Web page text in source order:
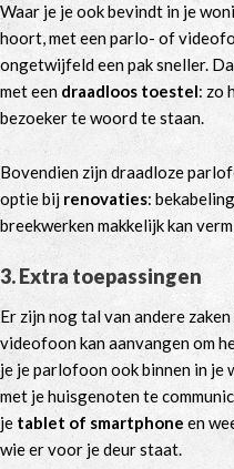
Waar je je ook bevindt in je
hoort, met een parlo- of
ongetwijfeld een pak sneller.
met een draadloos toestel: zo
bezoeker te woord te staan.
Bovendien zijn draadloze
optie bij renovaties:
breekwerken makkelijk kan
3. Extra toepassingen
Er zijn nog tal van andere
videofoon kan aanvangen om
je je parlofoon ook binnen in je
met je huisgenoten te
je tablet of smartphone en
wie er voor je deur staat.